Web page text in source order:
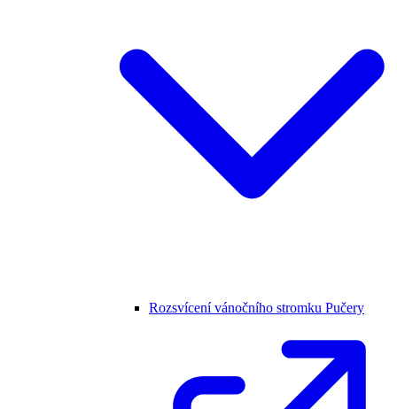
Rozsvícení vánočního stromku Pučery